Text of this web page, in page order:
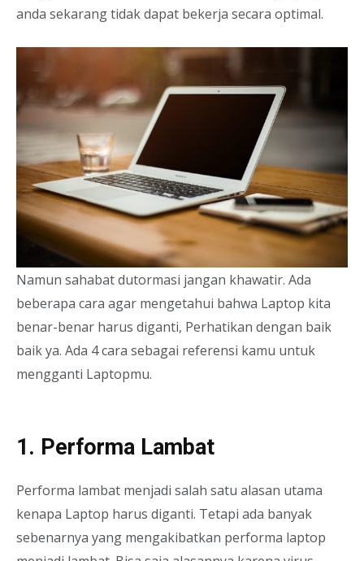
anda sekarang tidak dapat bekerja secara optimal.
Namun sahabat dutormasi jangan khawatir. Ada
beberapa cara agar mengetahui bahwa Laptop kita
benar-benar harus diganti, Perhatikan dengan baik
baik ya. Ada 4 cara sebagai referensi kamu untuk
mengganti Laptopmu.
1. Performa Lambat
Performa lambat menjadi salah satu alasan utama
kenapa Laptop harus diganti. Tetapi ada banyak
sebenarnya yang mengakibatkan performa laptop